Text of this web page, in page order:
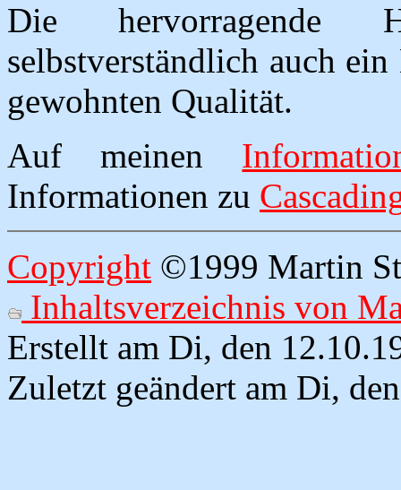
Die hervorragende
selbstverständlich auch
gewohnten Qualität.
Auf meinen
Informationen zu
Copyright ©1999 Martin
Inhaltsverzeichnis von
Erstellt am Di, den
Zuletzt geändert am Di,